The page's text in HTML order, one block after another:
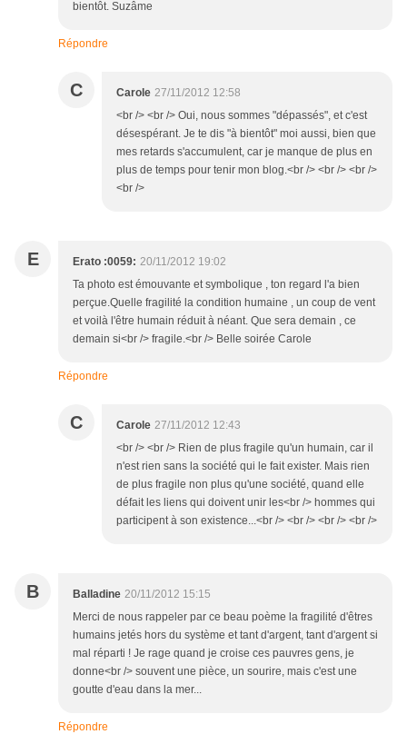
bientôt. Suzâme
Répondre
C Carole 27/11/2012 12:58
<br /> <br /> Oui, nous sommes "dépassés", et c'est
désespérant. Je te dis "à bientôt" moi aussi, bien que
mes retards s'accumulent, car je manque de plus en
plus de temps pour tenir mon blog.<br /> <br /> <br />
<br />
E Erato :0059: 20/11/2012 19:02
Ta photo est émouvante et symbolique , ton regard l'a bien
perçue.Quelle fragilité la condition humaine , un coup de vent
et voilà l'être humain réduit à néant. Que sera demain , ce
demain si<br /> fragile.<br /> Belle soirée Carole
Répondre
C Carole 27/11/2012 12:43
<br /> <br /> Rien de plus fragile qu'un humain, car il
n'est rien sans la société qui le fait exister. Mais rien
de plus fragile non plus qu'une société, quand elle
défait les liens qui doivent unir les<br /> hommes qui
participent à son existence...<br /> <br /> <br /> <br />
B Balladine 20/11/2012 15:15
Merci de nous rappeler par ce beau poème la fragilité d'êtres
humains jetés hors du système et tant d'argent, tant d'argent si
mal réparti ! Je rage quand je croise ces pauvres gens, je
donne<br /> souvent une pièce, un sourire, mais c'est une
goutte d'eau dans la mer...
Répondre